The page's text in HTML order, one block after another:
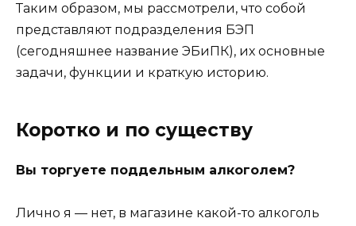
Таким образом, мы рассмотрели, что собой
представляют подразделения БЭП
(сегодняшнее название ЭБиПК), их основные
задачи, функции и краткую историю.
Коротко и по существу
Вы торгуете поддельным алкоголем?
Лично я — нет, в магазине какой-то алкоголь